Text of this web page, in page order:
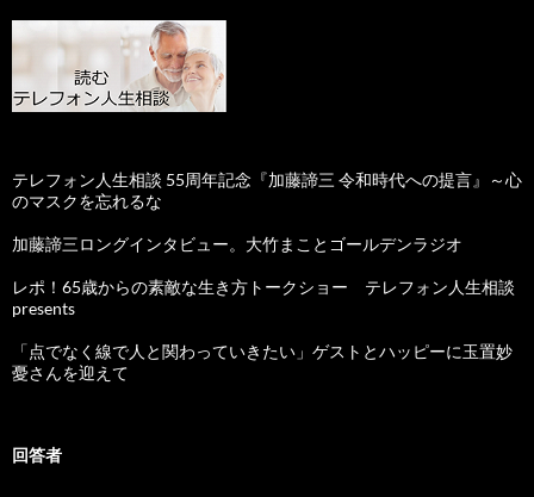
テレフォン人生相談 55周年記念『加藤諦三 令和時代への提言』～心
のマスクを忘れるな
加藤諦三ロングインタビュー。大竹まことゴールデンラジオ
レポ！65歳からの素敵な生き方トークショー テレフォン人生相談
presents
「点でなく線で人と関わっていきたい」ゲストとハッピーに玉置妙
憂さんを迎えて
回答者